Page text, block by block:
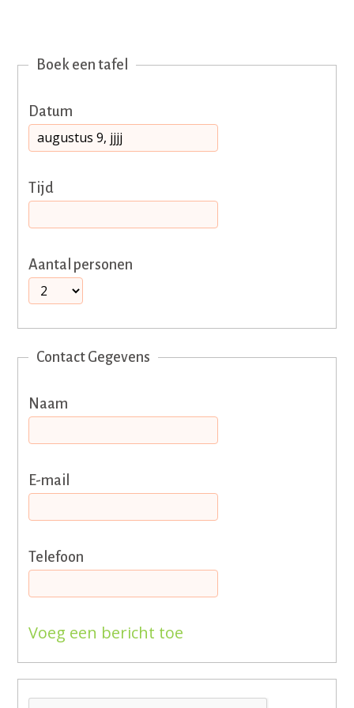
Boek een tafel
Datum
Tijd
Aantal personen
Contact Gegevens
Naam
E-mail
Telefoon
Voeg een bericht toe